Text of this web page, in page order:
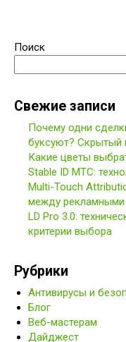
Поиск
Свежие записи
Почему одни
буксуют? Скрытый
Какие цветы
Stable ID МТС:
Multi-Touch
между рекламными
LD Pro 3.0:
критерии выбора
Рубрики
Антивирусы и
Блог
Веб-мастерам
Дайджест